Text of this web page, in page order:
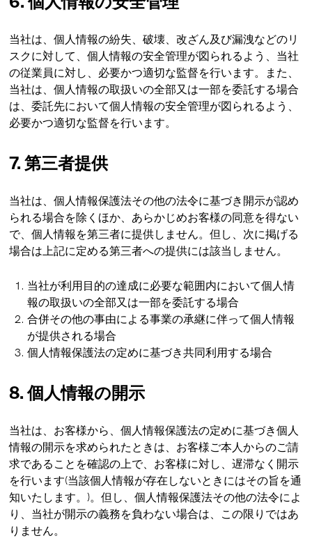
当社は、個人情報の紛失、破壊、改ざん及び漏洩などのリ
スクに対して、個人情報の安全管理が図られるよう、当社
の従業員に対し、必要かつ適切な監督を行います。また、
当社は、個人情報の取扱いの全部又は一部を委託する場合
は、委託先において個人情報の安全管理が図られるよう、
必要かつ適切な監督を行います。
7. 第三者提供
当社は、個人情報保護法その他の法令に基づき開示が認め
られる場合を除くほか、あらかじめお客様の同意を得ない
で、個人情報を第三者に提供しません。但し、次に掲げる
場合は上記に定める第三者への提供には該当しません。
当社が利用目的の達成に必要な範囲内において個人情
報の取扱いの全部又は一部を委託する場合
合併その他の事由による事業の承継に伴って個人情報
が提供される場合
個人情報保護法の定めに基づき共同利用する場合
8. 個人情報の開示
当社は、お客様から、個人情報保護法の定めに基づき個人
情報の開示を求められたときは、お客様ご本人からのご請
求であることを確認の上で、お客様に対し、遅滞なく開示
を行います(当該個人情報が存在しないときにはその旨を通
知いたします。)。但し、個人情報保護法その他の法令によ
り、当社が開示の義務を負わない場合は、この限りではあ
りません。